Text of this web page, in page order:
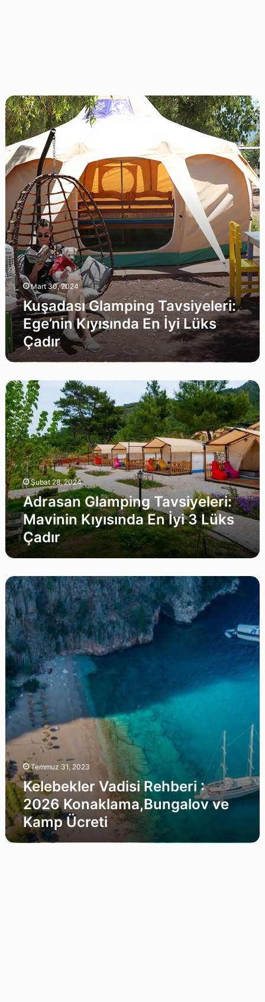
Kuşadası
Glamping
Tavsiyeleri:
Ege’nin
Kıyısında
En
İyi
Çadır
Mart 30, 2024
Kuşadası Glamping Tavsiyeleri:
Ege’nin Kıyısında En İyi Lüks
Çadır
Adrasan
Glamping
Tavsiyeleri:
Mavinin
Kıyısında
En
İyi
3
Lüks
Çadır
Şubat 28, 2024
Adrasan Glamping Tavsiyeleri:
Mavinin Kıyısında En İyi 3 Lüks
Çadır
Kelebekler
Vadisi
Rehberi
:
2026
Konaklama,Bungalov
ve
Kamp
Ücreti
Temmuz 31, 2023
Kelebekler Vadisi Rehberi :
2026 Konaklama,Bungalov ve
Kamp Ücreti